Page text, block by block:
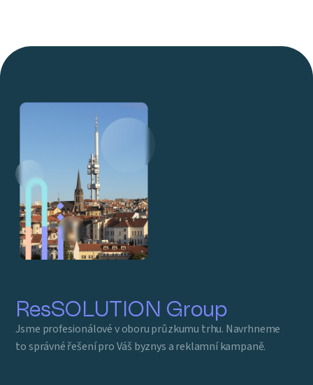
ResSOLUTION Group
Jsme profesionálové v oboru průzkumu trhu. Navrhneme
to správné řešení pro Váš byznys a reklamní kampaně.